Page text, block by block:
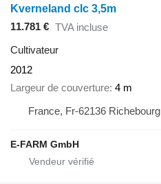
Kverneland clc 3,5m
11.781 € TVA incluse
Cultivateur
2012
Largeur de couverture 4 m
France, Fr-62136 Richebourg
E-FARM GmbH